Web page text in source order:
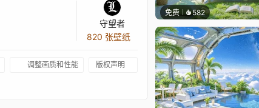
守望者
820 张壁纸
调整画质和性能 版权声明
免费 582